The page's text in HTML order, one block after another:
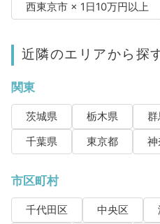
西東京市 × 1日10万円以上
近隣のエリアから探
関東
茨城県 栃木県 群
千葉県
東京都 神
市区町村
千代田区 中央区